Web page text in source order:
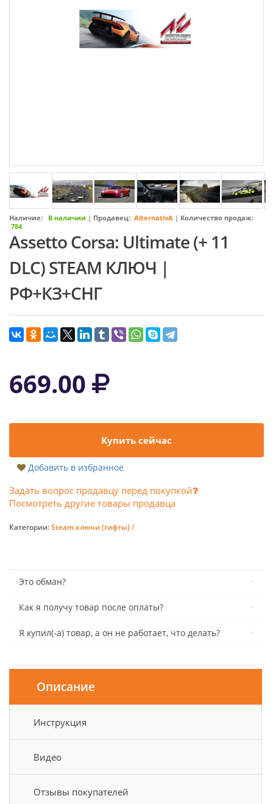
Наличие: В наличии | Продавец: AlternativA | Количество продаж:
784
Assetto Corsa: Ultimate (+ 11
DLC) STEAM КЛЮЧ |
РФ+КЗ+СНГ
669.00
Купить сейчас
Добавить в избранное
Задать вопрос продавцу перед покупкой
Посмотреть другие товары продавца
Категории:Steam ключи (гифты) /
Это обман?
Как я получу товар после оплаты?
Я купил(-а) товар, а он не работает, что делать?
Описание
Инструкция
Видео
Отзывы покупателей